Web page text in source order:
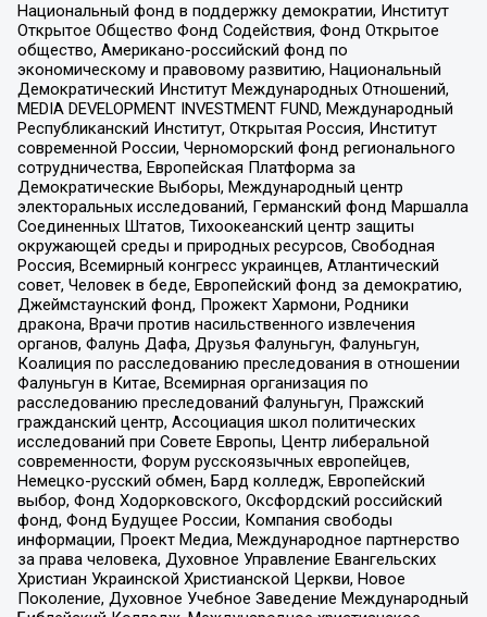
Национальный фонд в поддержку демократии, Институт
Открытое Общество Фонд Содействия, Фонд Открытое
общество, Американо-российский фонд по
экономическому и правовому развитию, Национальный
Демократический Институт Международных Отношений,
MEDIA DEVELOPMENT INVESTMENT FUND, Международный
Республиканский Институт, Открытая Россия, Институт
современной России, Черноморский фонд регионального
сотрудничества, Европейская Платформа за
Демократические Выборы, Международный центр
электоральных исследований, Германский фонд Маршалла
Соединенных Штатов, Тихоокеанский центр защиты
окружающей среды и природных ресурсов, Свободная
Россия, Всемирный конгресс украинцев, Атлантический
совет, Человек в беде, Европейский фонд за демократию,
Джеймстаунский фонд, Прожект Хармони, Родники
дракона, Врачи против насильственного извлечения
органов, Фалунь Дафа, Друзья Фалуньгун, Фалуньгун,
Коалиция по расследованию преследования в отношении
Фалуньгун в Китае, Всемирная организация по
расследованию преследований Фалуньгун, Пражский
гражданский центр, Ассоциация школ политических
исследований при Совете Европы, Центр либеральной
современности, Форум русскоязычных европейцев,
Немецко-русский обмен, Бард колледж, Европейский
выбор, Фонд Ходорковского, Оксфордский российский
фонд, Фонд Будущее России, Компания свободы
информации, Проект Медиа, Международное партнерство
за права человека, Духовное Управление Евангельских
Христиан Украинской Христианской Церкви, Новое
Поколение, Духовное Учебное Заведение Международный